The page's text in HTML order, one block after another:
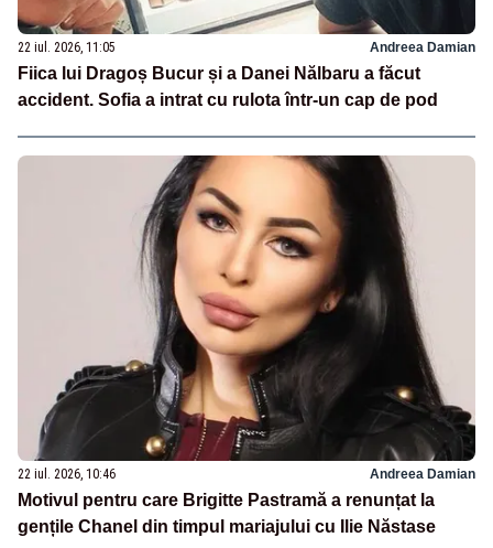
22 iul. 2026, 11:05 Andreea Damian
Fiica lui Dragoș Bucur și a Danei Nălbaru a făcut
accident. Sofia a intrat cu rulota într-un cap de pod
22 iul. 2026, 10:46 Andreea Damian
Motivul pentru care Brigitte Pastramă a renunțat la
gențile Chanel din timpul mariajului cu Ilie Năstase